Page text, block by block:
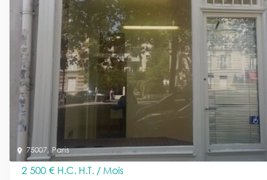
75007, Paris
2 500 € H.C. H.T. / Mois